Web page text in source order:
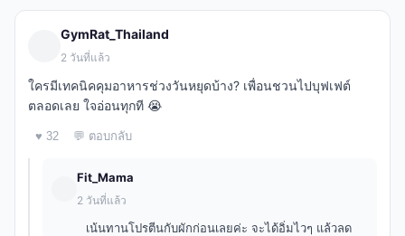
GymRat_Thailand
2 วันที่แล้ว
ใครมีเทคนิคคุมอาหารช่วงวันหยุดบ้าง? เพื่อนชวนไปบุฟเฟต์
ตลอดเลย ใจอ่อนทุกที 😭
♥ 32 💬 ตอบกลับ
Fit_Mama
2 วันที่แล้ว
เน้นทานโปรตีนกับผักก่อนเลยค่ะ จะได้อิ่มไวๆ แล้วลด